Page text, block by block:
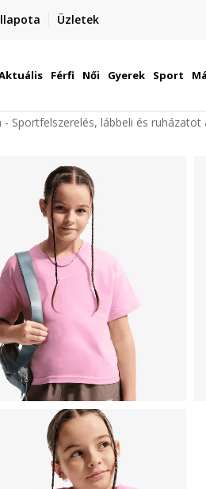
Üzletek
Szállítás Magyarország területén
Férfi Női Gyerek Sport
- Sportfelszerelés, lábbeli és